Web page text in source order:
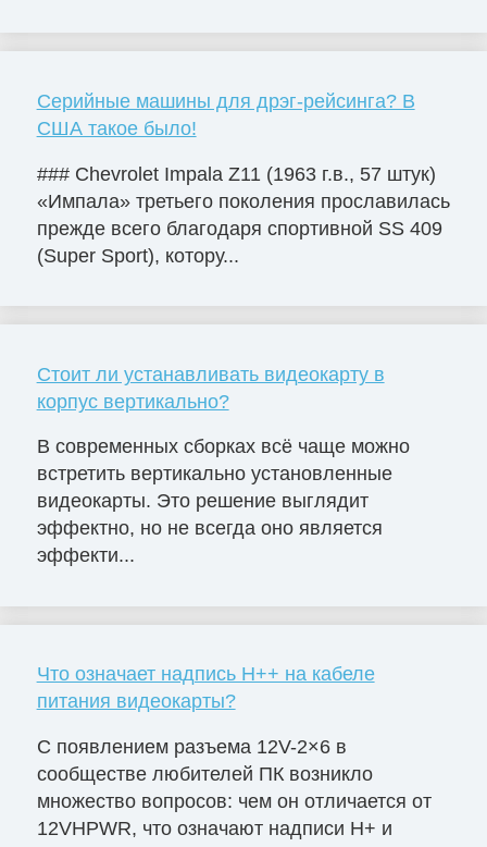
Серийные машины для дрэг-рейсинга? В
США такое было!
### Chevrolet Impala Z11 (1963 г.в., 57 штук)
«Импала» третьего поколения прославилась
прежде всего благодаря спортивной SS 409
(Super Sport), котору...
Стоит ли устанавливать видеокарту в
корпус вертикально?
В современных сборках всё чаще можно
встретить вертикально установленные
видеокарты. Это решение выглядит
эффектно, но не всегда оно является
эффекти...
Что означает надпись H++ на кабеле
питания видеокарты?
С появлением разъема 12V-2×6 в
сообществе любителей ПК возникло
множество вопросов: чем он отличается от
12VHPWR, что означают надписи H+ и